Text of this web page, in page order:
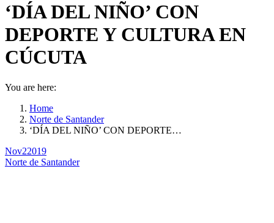
‘DÍA DEL NIÑO’ CON
DEPORTE Y CULTURA EN
CÚCUTA
You are here:
Home
Norte de Santander
‘DÍA DEL NIÑO’ CON DEPORTE…
Nov22019
Norte de Santander